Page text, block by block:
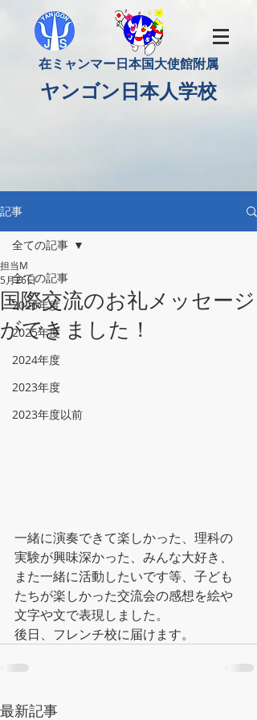
​在ミャンマー日本国大使館附属
​ヤンゴン日本人学校
記事
全ての記事
2026年度
2025年度
2024年度
2023年度
2023年度以前
全ての記事
国際交流のお礼メッセージ
ができました！
担当M
5月26日
一緒に演奏できて楽しかった、理科の
実験が興味深かった、みんな大好き、
また一緒に活動したいです等、子ども
たちが楽しかった交流会の感想を絵や
文字や文で表現しました。
後日、フレンチ校に届けます。
最新記事